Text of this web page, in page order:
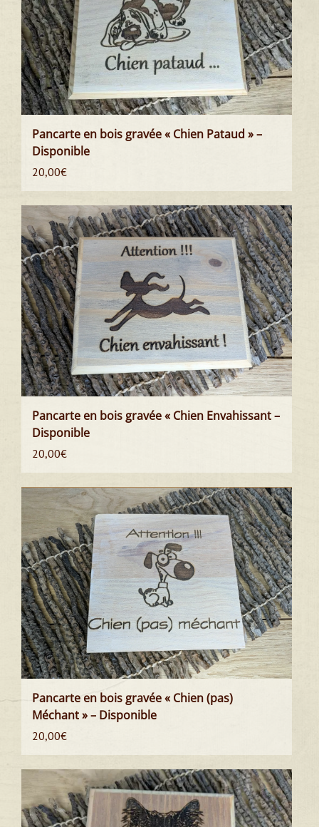
Pancarte en bois gravée « Chien Pataud » –
Disponible
20,00€
Pancarte en bois gravée « Chien Envahissant –
Disponible
20,00€
Pancarte en bois gravée « Chien (pas)
Méchant » – Disponible
20,00€